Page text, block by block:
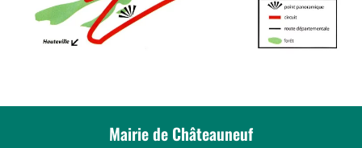
Mairie de Châteauneuf